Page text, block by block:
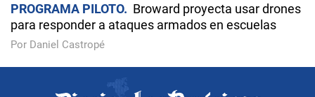
PROGRAMA PILOTO
Broward proyecta usar drones
para responder a ataques armados en escuelas
Por Daniel Castropé